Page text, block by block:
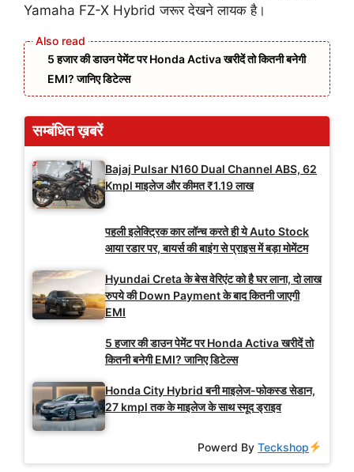
Yamaha FZ-X Hybrid जरूर देखने लायक है।
5 हजार की डाउन पेमेंट पर Honda Activa खरीदें तो कितनी बनेगी
EMI? जानिए डिटेल्स
सम्बंधित ख़बरें
Bajaj Pulsar N160 Dual Channel ABS, 62
Kmpl माइलेज और कीमत ₹1.19 लाख
पहली इलेक्ट्रिक कार लॉन्च करते ही ये Auto Stock
आया रडार पर, बायर्स की बाइंग से प्राइस में बड़ा मोमेंटम
Hyundai Creta के बेस वेरिएंट को है घर लाना, दो लाख
रुपये की Down Payment के बाद कितनी जाएगी
EMI
5 हजार की डाउन पेमेंट पर Honda Activa खरीदें तो
कितनी बनेगी EMI? जानिए डिटेल्स
Honda City Hybrid बनी माइलेज-फोकस्ड सेडान,
27 kmpl तक के माइलेज के साथ स्मूद ड्राइव
Powerd ByTeckshop